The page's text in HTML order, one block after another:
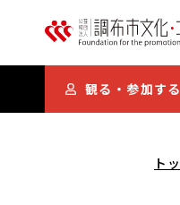
観る・参加する
ト